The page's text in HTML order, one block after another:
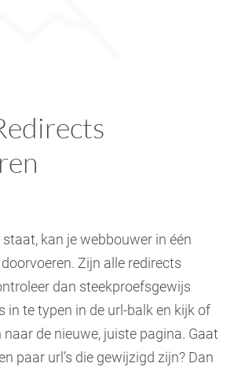
kan je webbouwer in één
Zijn alle redirects
dan steekproefsgewijs
in te typen in de url-balk en kijk of
de nieuwe, juiste pagina. Gaat
paar url’s die gewijzigd zijn? Dan